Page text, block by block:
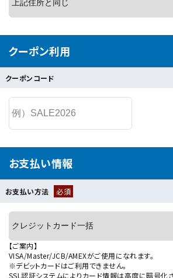
クーポン利用
クーポンコード
お支払い情報
お支払い方法 必須
【ご案内】
VISA/Master/JCB/AMEXがご使用になれます。
※デビットカードはご利用できません。
SSL認証システムによりカード情報は高度に暗号化